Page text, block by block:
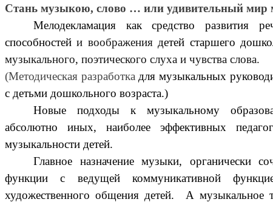
Стань музыкою, слово … или удивительный мир
Мелодекламация как средство развития
способностейи воображениядетей старшего
музыкального, поэтического слуха и чувства слова.
(Методическая разработка для музыкальных
с детьми дошкольного возраста.)
Новые подходы к музыкальному
абсолютно иных, наиболее эффективных
музыкальности детей.
Главное назначение музыки, органически
функции с ведущей коммуникативной
художественного общения детей. А музыкальное